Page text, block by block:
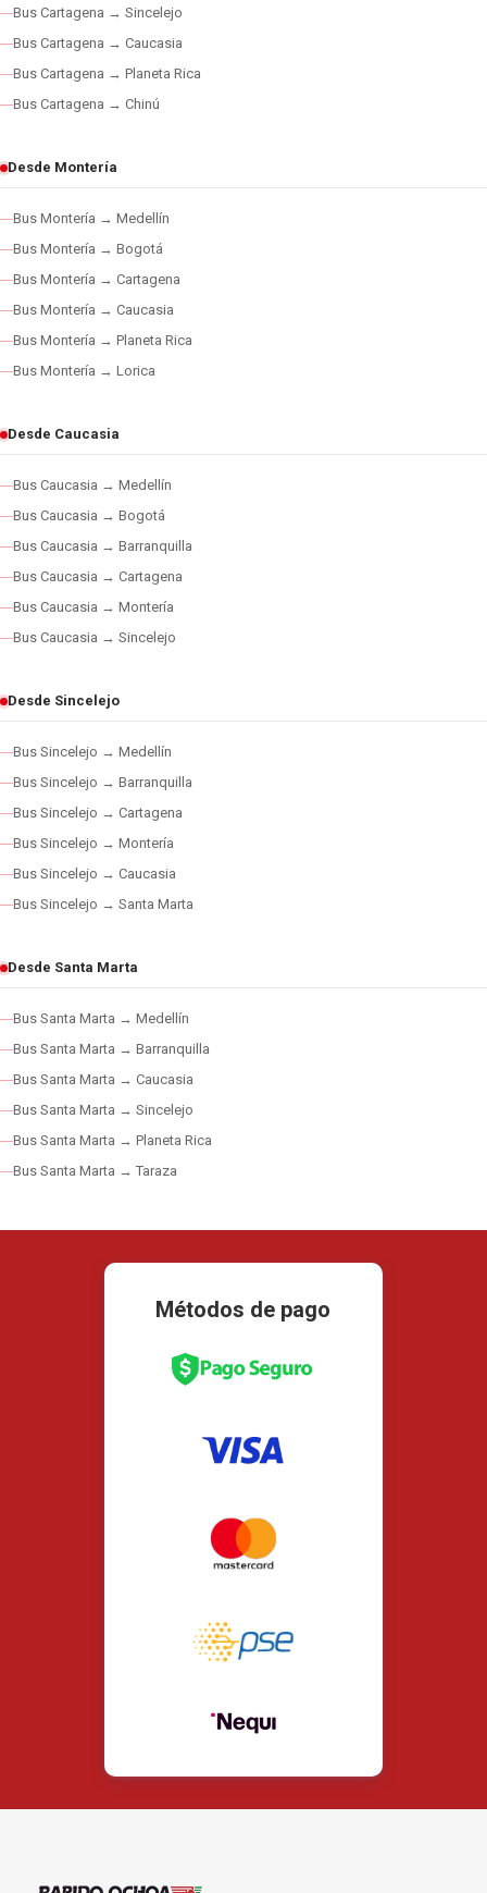
Bus Cartagena → Sincelejo
Bus Cartagena → Caucasia
Bus Cartagena → Planeta Rica
Bus Cartagena → Chinú
Desde Montería
Bus Montería → Medellín
Bus Montería → Bogotá
Bus Montería → Cartagena
Bus Montería → Caucasia
Bus Montería → Planeta Rica
Bus Montería → Lorica
Desde Caucasia
Bus Caucasia → Medellín
Bus Caucasia → Bogotá
Bus Caucasia → Barranquilla
Bus Caucasia → Cartagena
Bus Caucasia → Montería
Bus Caucasia → Sincelejo
Desde Sincelejo
Bus Sincelejo → Medellín
Bus Sincelejo → Barranquilla
Bus Sincelejo → Cartagena
Bus Sincelejo → Montería
Bus Sincelejo → Caucasia
Bus Sincelejo → Santa Marta
Desde Santa Marta
Bus Santa Marta → Medellín
Bus Santa Marta → Barranquilla
Bus Santa Marta → Caucasia
Bus Santa Marta → Sincelejo
Bus Santa Marta → Planeta Rica
Bus Santa Marta → Taraza
Métodos de pago